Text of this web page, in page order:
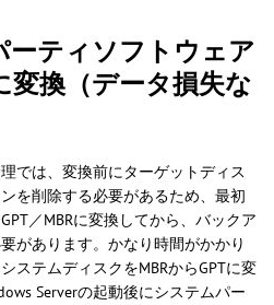
ーティソフトウェア
変換（データ損失な
では、変換前にターゲットディス
を削除する必要があるため、最初
／MBRに変換してから、バックア
があります。かなり時間がかかり
ステムディスクをMBRからGPTに変
Serverの起動後にシステムパー